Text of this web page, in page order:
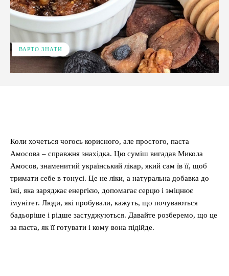
ВАРТО ЗНАТИ
Коли хочеться чогось корисного, але простого, паста
Амосова – справжня знахідка. Цю суміш вигадав Микола
Амосов, знаменитий український лікар, який сам їв її, щоб
тримати себе в тонусі. Це не ліки, а натуральна добавка до
їжі, яка заряджає енергією, допомагає серцю і зміцнює
імунітет. Люди, які пробували, кажуть, що почуваються
бадьоріше і рідше застуджуються. Давайте розберемо, що це
за паста, як її готувати і кому вона підійде.